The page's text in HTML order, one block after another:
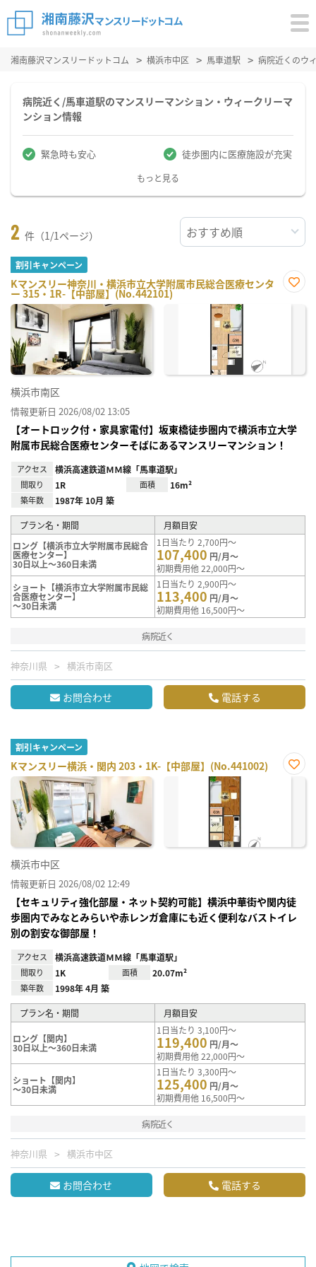
湘南藤沢マンスリードットコム 横浜市中区 馬車道駅 病院近くのウ
病院近く/馬車道駅のマンスリーマンション・ウィークリーマ
ンション情報
緊急時も安心 徒歩圏内に医療施設が充実
もっと見る
2 件（1/1ページ）
割引キャンペーン
Kマンスリー神奈川・横浜市立大学附属市民総合医療センタ
ー 315・1R-【中部屋】(No.442101)
に入
横浜市南区
情報更新日 2026/08/02 13:05
【オートロック付・家具家電付】坂東橋徒歩圏内で横浜市立大学
附属市民総合医療センターそばにあるマンスリーマンション！
アクセス 横浜高速鉄道ＭＭ線「馬車道駅」
間取り 1R 面積 16m²
築年数 1987年 10月 築
プラン名・期間
月額目安
ロング【横浜市立大学附属市民総合
医療センター】
30日以上～360日未満
1日当たり 2,700円～
107,400 円/月～
初期費用他 22,000円～
ショート【横浜市立大学附属市民総
合医療センター】
～30日未満
1日当たり 2,900円～
113,400 円/月～
初期費用他 16,500円～
病院近く
神奈川県 横浜市南区
お問合わせ 電話する
割引キャンペーン
Kマンスリー横浜・関内 203・1K-【中部屋】(No.441002)
お気
横浜市中区
情報更新日 2026/08/02 12:49
【セキュリティ強化部屋・ネット契約可能】横浜中華街や関内徒
歩圏内でみなとみらいや赤レンガ倉庫にも近く便利なバストイレ
別の割安な御部屋！
アクセス 横浜高速鉄道ＭＭ線「馬車道駅」
間取り 1K 面積 20.07m²
築年数 1998年 4月 築
プラン名・期間 月額目安
ロング【関内】
30日以上～360日未満
1日当たり 3,100円～
119,400 円/月～
初期費用他 22,000円～
ショート【関内】
～30日未満
1日当たり 3,300円～
125,400 円/月～
初期費用他 16,500円～
病院近く
神奈川県 横浜市中区
お問合わせ 電話する